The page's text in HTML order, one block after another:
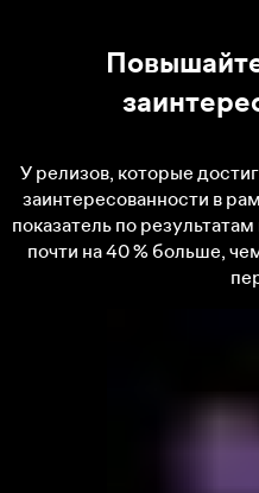
У релизов, которые
заинтересованности в
показатель по
почти на 40 % больше,